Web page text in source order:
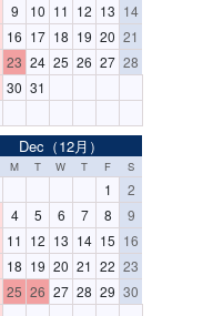
9 10 11 12 13 14
16 17 18 19 20 21
23 24 25 26 27 28
30 31
Dec（12月）
M T W T F S
1
2
4 5 6 7 8
9
11 12 13 14 15 16
18 19 20 21 22 23
25 26 27 28 29 30